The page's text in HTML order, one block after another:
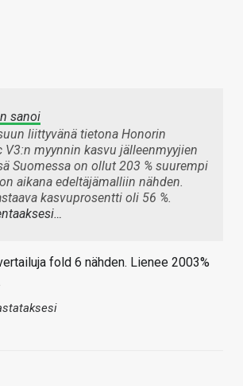
sanoi
liittyvänä tietona Honorin
V3:n myynnin kasvu jälleenmyyjien
Suomessa on ollut 203 % suurempi
aikana edeltäjämalliin nähden.
kasvuprosentti oli 56 %.
fold 6 nähden. Lienee 2003%